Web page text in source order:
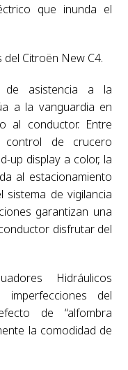
que inunda el
Citroën New C4.
de asistencia a la
a la vanguardia en
al conductor. Entre
control de crucero
up display a color, la
al estacionamiento
de vigilancia
garantizan una
disfrutar del
Hidráulicos
del
de “alfombra
la comodidad de